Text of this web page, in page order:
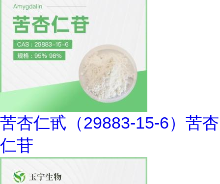
苦杏仁甙（29883-15-6）苦杏
仁苷